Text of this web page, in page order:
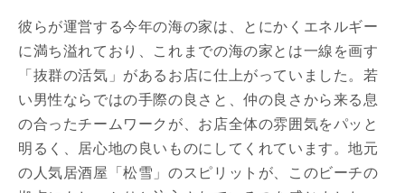
彼らが運営する今年の海の家は、とにかくエネルギー
に満ち溢れており、これまでの海の家とは一線を画す
「抜群の活気」があるお店に仕上がっていました。若
い男性ならではの手際の良さと、仲の良さから来る息
の合ったチームワークが、お店全体の雰囲気をパッと
明るく、居心地の良いものにしてくれています。地元
の人気居酒屋「松雪」のスピリットが、このビーチの